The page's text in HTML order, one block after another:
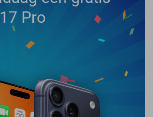
Pro